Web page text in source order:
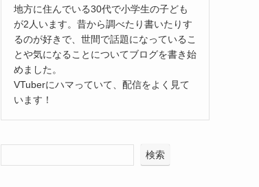
地方に住んでいる30代で小学生の子ども
が2人います。昔から調べたり書いたりす
るのが好きで、世間で話題になっているこ
とや気になることについてブログを書き始
めました。
VTuberにハマっていて、配信をよく見て
います！
検索